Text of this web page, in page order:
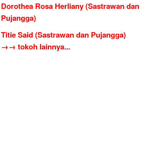
Dorothea Rosa Herliany (Sastrawan dan
Pujangga)
Titie Said (Sastrawan dan Pujangga)
→→ tokoh lainnya...